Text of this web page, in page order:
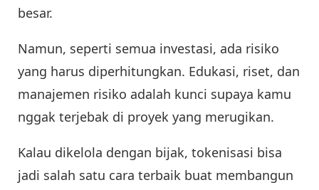
besar.
Namun, seperti semua investasi, ada risiko
yang harus diperhitungkan. Edukasi, riset, dan
manajemen risiko adalah kunci supaya kamu
nggak terjebak di proyek yang merugikan.
Kalau dikelola dengan bijak, tokenisasi bisa
jadi salah satu cara terbaik buat membangun